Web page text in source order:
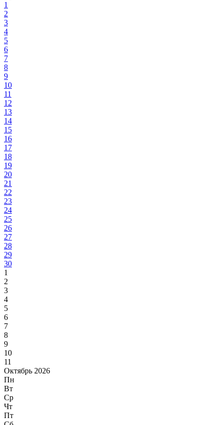
1
2
3
4
5
6
7
8
9
10
11
12
13
14
15
16
17
18
19
20
21
22
23
24
25
26
27
28
29
30
1
2
3
4
5
6
7
8
9
10
11
Октябрь 2026
Пн
Вт
Ср
Чт
Пт